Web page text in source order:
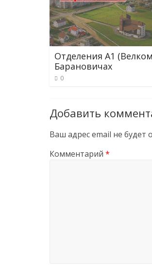
Отделения А1
Барановичах
0
Добавить
Ваш адрес email не будет
Комментарий *